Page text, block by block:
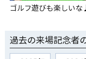
ゴルフ遊びも楽しいな
過去の来場記念者